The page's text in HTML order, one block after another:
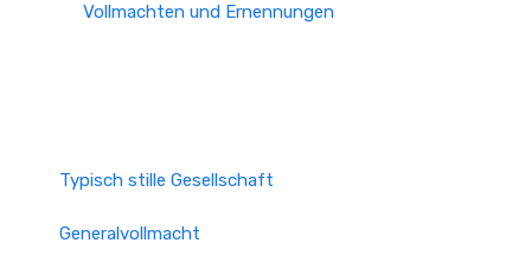
Vollmachten und Ernennungen
Typisch stille Gesellschaft
Generalvollmacht